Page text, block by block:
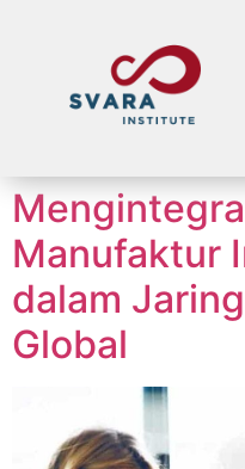
Manufaktur
dalam
Global